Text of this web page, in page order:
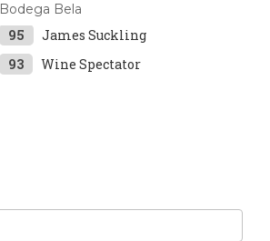
Bodega Bela
95
James Suckling
93
Wine Spectator